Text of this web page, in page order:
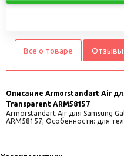
Все о товаре Отзывы
Описание Armorstandart Air
Transparent ARM58157
Armorstandart Air для Samsung
ARM58157; Особенности: для